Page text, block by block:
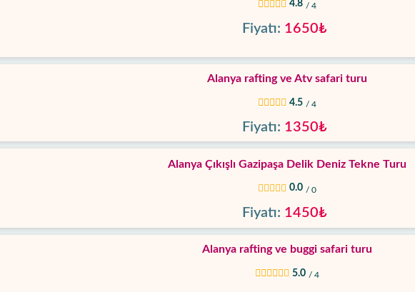
4.8 / 4
Fiyatı: 1650₺
Alanya rafting ve Atv safari turu
4.5 / 4
Fiyatı: 1350₺
Alanya Çıkışlı Gazipaşa Delik Deniz Tekne Turu
0.0 / 0
Fiyatı: 1450₺
Alanya rafting ve buggi safari turu
5.0 / 4